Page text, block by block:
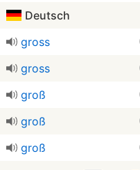
Deutsch
gross
gross
groß
groß
groß